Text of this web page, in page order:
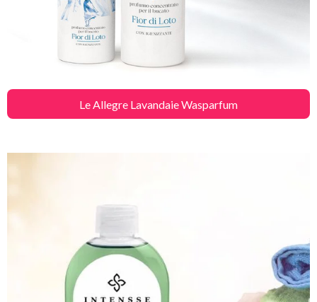
Le Allegre Lavandaie Wasparfum